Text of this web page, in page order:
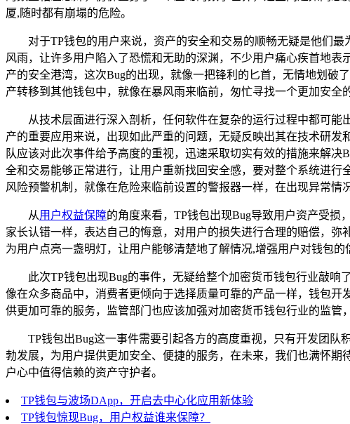
厦,随时都有崩塌的危险。
对于TP钱包的用户来说，资产的安全和交易的顺畅无疑是他们
风雨，让许多用户陷入了恐慌和无助的深渊，不少用户痛心疾首地
产的安全港湾，这次Bug的出现，就像一把锋利的匕首，无情地划破
产转移到其他钱包中，就像在暴风雨来临前，匆忙寻找一个更加安全
从技术层面进行深入剖析，任何软件在复杂的运行过程中都可
产的重要应用来说，出现如此严重的问题，无疑反映出其在技术研
队应该对此次事件给予高度的重视，迅速采取切实有效的措施来解
全和交易能够正常进行，让用户重新找回安全感，要对整个系统进
风险预警机制，就像在危险来临前设置的警报器一样，在出现异常情
从用户权益保障的角度来看，TP钱包出现Bug导致用户资产受
家长认错一样，表达自己的悔意，对用户的损失进行合理的赔偿，
为用户点亮一盏明灯，让用户能够清楚地了解情况,增强用户对钱包的
此次TP钱包出现Bug的事件，无疑给整个加密货币钱包行业敲
像在众多商品中，消费者更倾向于选择质量可靠的产品一样，钱包
供更加可靠的服务，监管部门也应该加强对加密货币钱包行业的监管
TP钱包出Bug这一事件需要引起各方的高度重视，只有开发团
勃发展，为用户提供更加安全、便捷的服务，在未来，我们也满怀
户心中值得信赖的资产守护者。
TP钱包与波场DApp，开启去中心化应用新体验
TP钱包惊现Bug，用户权益谁来保障？